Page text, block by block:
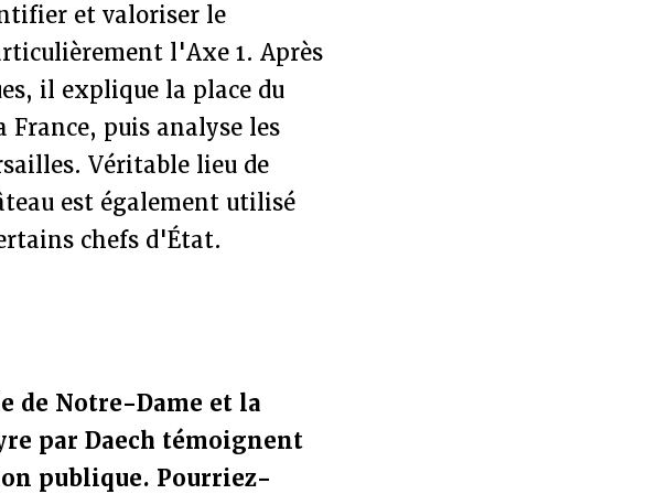
et valoriser le
l'Axe 1. Après
il explique la place du
puis analyse les
Véritable lieu de
est également utilisé
chefs d'État.
de Notre-Dame et la
par Daech témoignent
publique. Pourriez-